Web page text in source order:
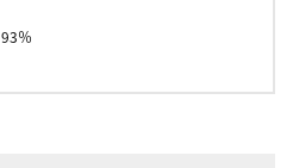
％